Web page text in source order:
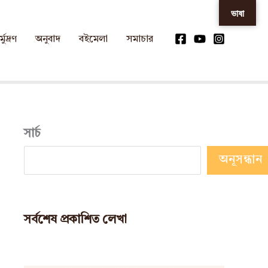
অনুবাদ বইমেলা সমাচার
সার্চ
অনূসন্ধান
সর্বশেষ প্রকাশিত লেখা
ভাষা